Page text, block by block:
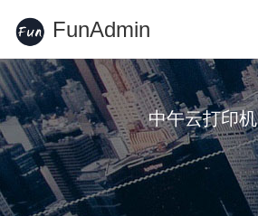
FunAdmin
中午云打印机